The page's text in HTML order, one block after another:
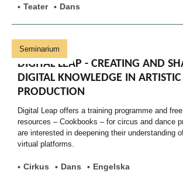
Teater Dans
DIGITAL LEAP - CREATING AND
DIGITAL KNOWLEDGE IN ARTISTIC
PRODUCTION
Seminarium
Digital Leap offers a training programme and
resources – Cookbooks – for circus and dance
are interested in deepening their understanding
virtual platforms.
Cirkus Dans Engelska